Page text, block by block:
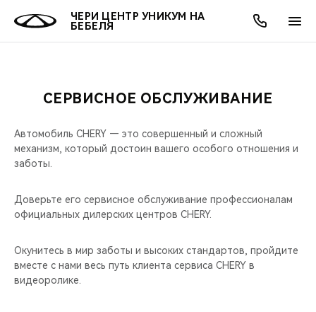
ЧЕРИ ЦЕНТР УНИКУМ НА
БЕБЕЛЯ
МОДЕЛИ
НОВИНКИ
ПОКУПАТЕЛЯМ
ВЫБОР И ПОКУПКА
ВЛАДЕЛЬЦАМ
СЕРВИС
ПОДДЕРЖКА
CHERY CONNECT
МИР CHERY
АКСЕССУАРЫ
CHERY В СОЦСЕТЯХ
ЛЮДИ CHERY
БЛАГОТВОРИТЕЛЬНОСТЬ
АКЦИИ
ВЫГОДЫ И АКЦИИ
ОНЛАЙН СЕРВИСЫ
ВЫБОР И ПОКУПКА
О КОМПАНИИ
О НАС
СЕРВИСНОЕ ОБСЛУЖИВАНИЕ
Автомобиль CHERY — это совершенный и сложный
механизм, который достоин вашего особого отношения и
заботы.
Доверьте его сервисное обслуживание профессионалам
официальных дилерских центров CHERY.
Окунитесь в мир заботы и высоких стандартов, пройдите
вместе с нами весь путь клиента сервиса CHERY в
видеоролике.